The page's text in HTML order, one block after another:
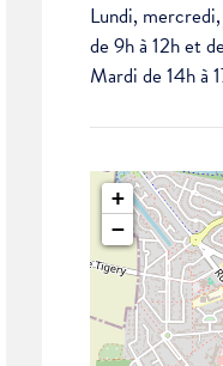
Lundi,
de 9h à 12h et
Mardi de 14h à
+
−